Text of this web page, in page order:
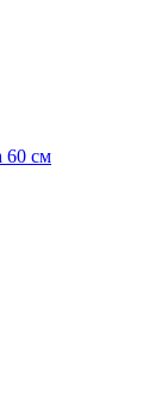
60 см